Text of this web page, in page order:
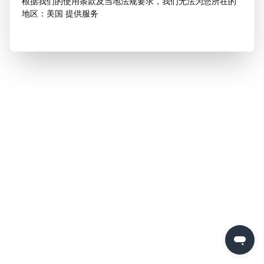
地区：美国 提供服务